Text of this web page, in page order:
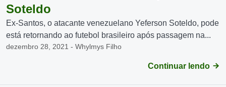
Soteldo
Ex-Santos, o atacante venezuelano Yeferson Soteldo, pode
está retornando ao futebol brasileiro após passagem na...
dezembro 28, 2021 - Whylmys Filho
Continuar lendo